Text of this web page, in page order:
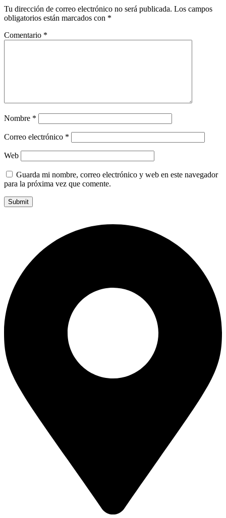
Tu dirección de correo electrónico no será publicada. Los campos
obligatorios están marcados con *
Comentario *
Nombre *
Correo electrónico *
Web
Guarda mi nombre, correo electrónico y web en este navegador
para la próxima vez que comente.